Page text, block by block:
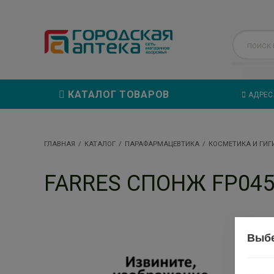
КАТАЛОГ ТОВАРОВ
ГЛАВНАЯ КАТАЛОГ ПАРАФАРМАЦЕВТИКА КОСМЕТИКА И
FARRES СПОНЖ